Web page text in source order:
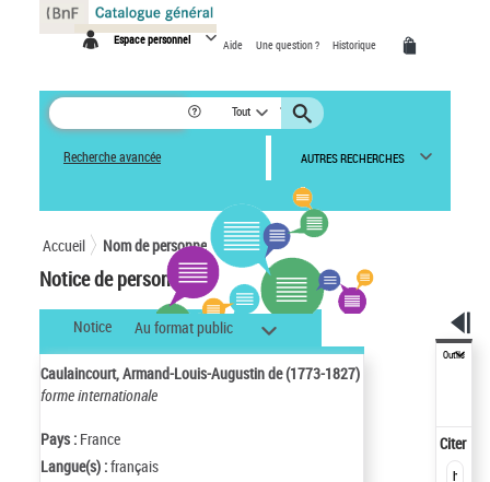
Espace personnel Aide Une question ? Historique
Tout
Recherche avancée AUTRES RECHERCHES
Accueil Nom de personne
Notice de personne
Notice Au format public
Caulaincourt, Armand-Louis-Augustin de (1773-1827)
forme internationale
Pays : France
Langue(s) :français
Outils
Citer
Panneau de gestion des cookies